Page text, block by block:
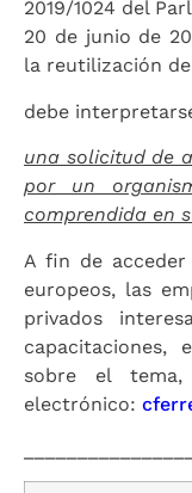
2019/1024 del
20 de junio de
la reutilización
debe
una solicitud de
por un
comprendida en
A fin de
europeos, las
privados
capacitaciones,
sobre el tema,
electrónico: